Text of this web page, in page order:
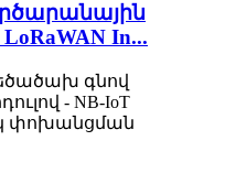
LoRaWAN In...